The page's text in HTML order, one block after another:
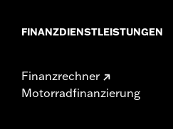
FINANZDIENSTLEISTUNGEN
Finanzrechner
Motorradfinanzierung